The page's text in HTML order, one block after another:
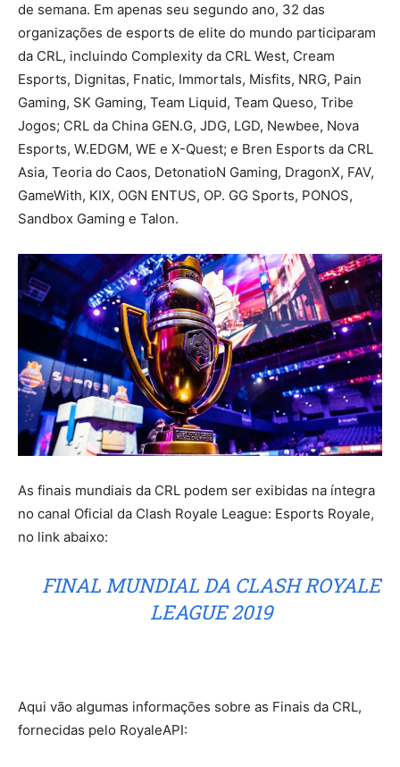
de semana. Em apenas seu segundo ano, 32 das
organizações de esports de elite do mundo participaram
da CRL, incluindo Complexity da CRL West, Cream
Esports, Dignitas, Fnatic, Immortals, Misfits, NRG, Pain
Gaming, SK Gaming, Team Liquid, Team Queso, Tribe
Jogos; CRL da China GEN.G, JDG, LGD, Newbee, Nova
Esports, W.EDGM, WE e X-Quest; e Bren Esports da CRL
Asia, Teoria do Caos, DetonatioN Gaming, DragonX, FAV,
GameWith, KIX, OGN ENTUS, OP. GG Sports, PONOS,
Sandbox Gaming e Talon.
As finais mundiais da CRL podem ser exibidas na íntegra
no canal Oficial da Clash Royale League: Esports Royale,
no link abaixo:
FINAL MUNDIAL DA CLASH ROYALE
LEAGUE 2019
Aqui vão algumas informações sobre as Finais da CRL,
fornecidas pelo RoyaleAPI: